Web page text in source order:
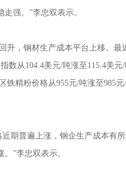
强。”李忠双表示。
钢材生产成本平台上移。最
数从104.4美元/吨涨至115.4美
铁精粉价格从955元/吨涨至985
普遍上涨，钢企生产成本有所
”李忠双表示。